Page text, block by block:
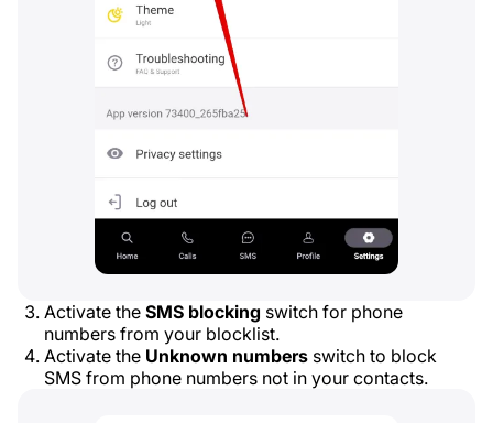
Activate the SMS blocking switch for phone
numbers from your blocklist.
Activate the Unknown numbers switch to block
SMS from phone numbers not in your contacts.